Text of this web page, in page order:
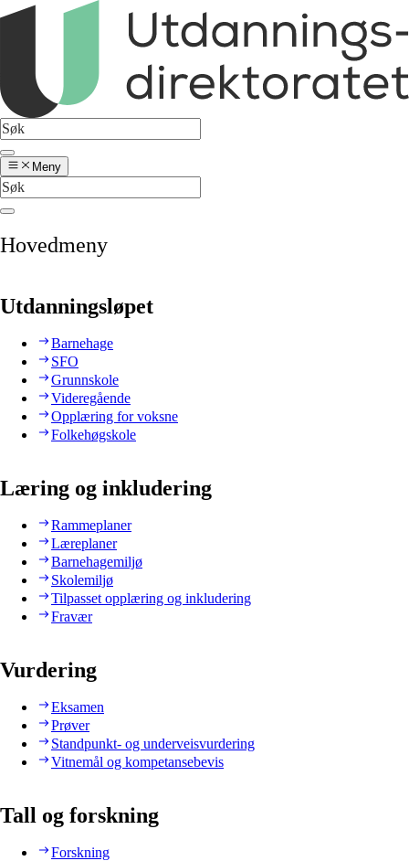
Meny
Hovedmeny
Utdanningsløpet
Barnehage
SFO
Grunnskole
Videregående
Opplæring for voksne
Folkehøgskole
Læring og inkludering
Rammeplaner
Læreplaner
Barnehagemiljø
Skolemiljø
Tilpasset opplæring og inkludering
Fravær
Vurdering
Eksamen
Prøver
Standpunkt- og underveisvurdering
Vitnemål og kompetansebevis
Tall og forskning
Forskning